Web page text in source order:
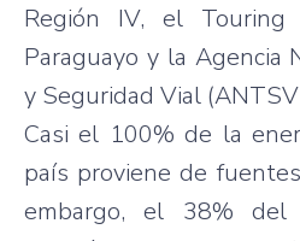
Región IV, el
Paraguayo y la Agencia
y Seguridad Vial
Casi el 100% de la
país proviene de
embargo, el 38% del